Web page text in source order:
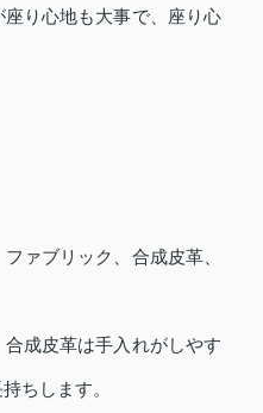
り心地も大事で、座り心
ァブリック、合成皮革、
成皮革は手入れがしやす
ちします。